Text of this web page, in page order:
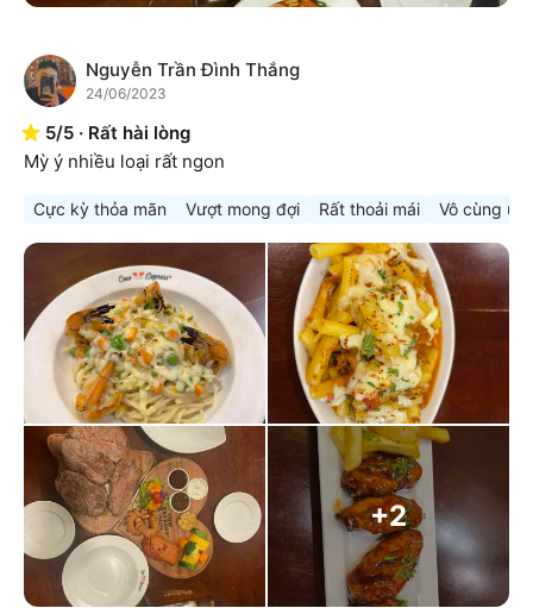
N Nguyễn Trần Đình Thắng
24/06/2023
5/5 · Rất hài lòng
Mỳ ý nhiều loại rất ngon
Cực kỳ thỏa mãn Vượt mong đợi Rất thoải mái Vô cùng
+2